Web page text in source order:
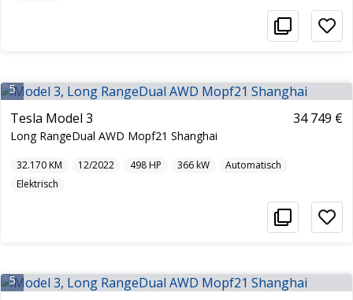
5
Tesla Model 3
Long RangeDual AWD Mopf21 Shanghai
34 749 €
32.170KM 12/2022 498HP 366kW
Automatisch
Elektrisch
5